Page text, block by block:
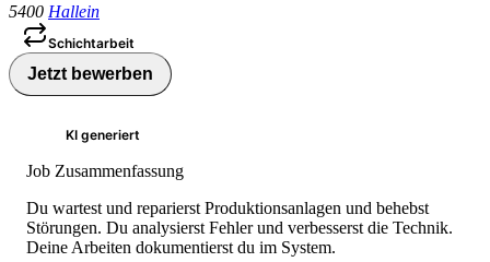
5400 Hallein
Schichtarbeit
Jetzt bewerben
KI generiert
Job Zusammenfassung
Du wartest und reparierst Produktionsanlagen und behebst
Störungen. Du analysierst Fehler und verbesserst die Technik.
Deine Arbeiten dokumentierst du im System.